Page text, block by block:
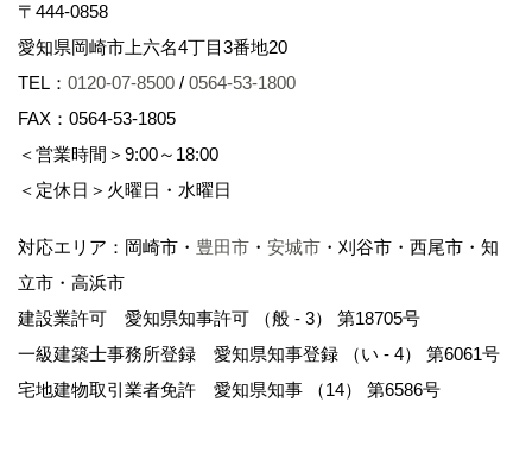
資、許認可、登記、保険等）及び各種送付物の送
付
５）アフターサービス及びメンテナンスサービス
６）マーケティング調査、満足度調査等のアンケ
ート調査
業者への委託
８）その他上記に付帯、関連する事項
４．個人情報の安全管理につ
いて
〒444-0858
愛知県岡崎市上六名4丁目3番地20
TEL： 0120-07-8500 / 0564-53-1800
FAX：0564-53-1805
＜営業時間＞9:00～18:00
＜定休日＞火曜日・水曜日
対応エリア：岡崎市・ 豊田市 ・ 安城市 ・刈谷市・西尾市・知
立市・高浜市
建設業許可 愛知県知事許可 （般 - 3） 第18705号
一級建築士事務所登録 愛知県知事登録 （い - 4） 第6061号
宅地建物取引業者免許 愛知県知事 （14） 第6586号